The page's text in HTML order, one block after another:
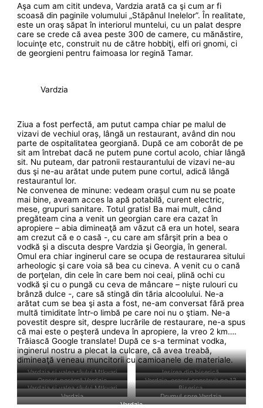
Aşa cum am citit undeva, Vardzia arată ca şi cum ar fi
scoasă din paginile volumului „Stăpânul Inelelor”. În realitate,
este un oraş săpat în interiorul muntelui, cu un palat despre
care se crede că avea peste 300 de camere, cu mănăstire,
locuinţe etc, construit nu de către hobbiţi, elfi ori gnomi, ci
de georgieni pentru faimoasa lor regină Tamar.
Vardzia
Ziua a fost perfectă, am putut campa chiar pe malul de
vizavi de vechiul oraș, lângă un restaurant, având din nou
parte de ospitalitatea georgiană. După ce am coborât de pe
sit am întrebat dacă ne putem pune cortul acolo, chiar lângă
sit. Nu puteam, dar patronii restaurantului de vizavi ne-au
dus şi ne-au arătat unde putem pune cortul, adică lângă
restaurantul lor.
Ne convenea de minune: vedeam orașul cum nu se poate
mai bine, aveam acces la apă potabilă, curent electric,
mese, grupuri sanitare. Totul gratis! Ba mai mult, când
pregăteam cina a venit un georgian care era cazat în
apropiere – abia dimineaţă am văzut că era un hotel, seara
am crezut că e o casă -, cu care am sfârşit prin a bea o
vodkă şi a discuta despre Vardzia şi Georgia, în general.
Omul era chiar inginerul care se ocupa de restaurarea sitului
arheologic şi care voia să bea cu cineva. A venit cu o cană
de porţelan, din cele în care bem noi ceai, plină ochi cu
vodkă şi cu o pungă cu ceva de mâncare – nişte rulouri cu
brânză dulce -, care să stingă din tăria alcoolului. Ne-a
arătat cum se bea şi asta a fost, ne-am conversat fără prea
multă timiditate într-o limbă pe care noi nu o ştiam. Ne-a
povestit despre sit, despre lucrările de restaurare, ne-a spus
că mai este o peşteră undeva în apropiere, la vreo 2 km….
Trăiască Google translate! După ce s-a terminat vodka,
inginerul nostru a plecat la culcare, că avea treabă,
dimineaţă veneau muncitorii cu camioanele de materiale.
Vardzia şi valea râului Mtkvari
Ieşirea din biserică
Oraşul-peşteră Vardzia
Vardzia, oraşul construit pe 13
nivele
Vardzia şi valea râului Mtkvari
Biserica
Vardzia
Drumul spre Vardzia
Vardzia